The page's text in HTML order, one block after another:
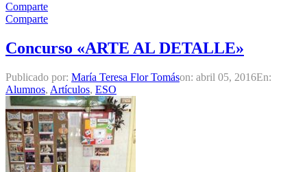
Comparte
Comparte
Concurso «ARTE AL DETALLE»
Publicado por: María Teresa Flor Tomáson: abril 05, 2016En:
Alumnos, Artículos, ESO